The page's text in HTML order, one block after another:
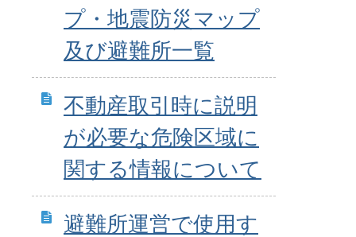
プ・地震防災マップ
及び避難所一覧
不動産取引時に説明
が必要な危険区域に
関する情報について
避難所運営で使用す